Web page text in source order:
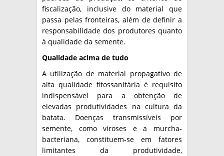
fiscalização, inclusive do material que
passa pelas fronteiras, além de definir a
responsabilidade dos produtores quanto
à qualidade da semente.
Qualidade acima de tudo
A utilização de material propagativo de
alta qualidade fitossanitária é requisito
indispensável para a obtenção de
elevadas produtividades na cultura da
batata. Doenças transmissíveis por
semente, como viroses e a murcha-
bacteriana, constituem-se em fatores
limitantes da produtividade,